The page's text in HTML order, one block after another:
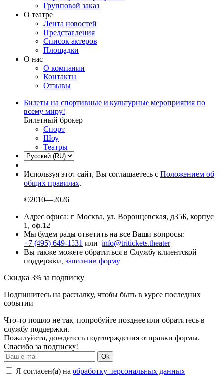
Групповой заказ
О театре
Лента новостей
Представления
Список актеров
Площадки
О нас
О компании
Контакты
Отзывы
Билеты на спортивные и культурные мероприятия по
всему миру!
Билетный брокер
Спорт
Шоу
Театры
Используя этот сайт, Вы соглашаетесь с Положением об
общих правилах.
©2010—2026
Адрес офиса: г. Москва, ул. Воронцовская, д35Б, корпус
1, оф.12
Мы будем рады ответить на все Ваши вопросы:
+7 (495) 649-1331 или info@tritickets.theater
Вы также можете обратиться в Службу клиентской
поддержки, заполнив форму
Скидка 3% за подписку
Подпишитесь на рассылку, чтобы быть в курсе последних
событий
Что-то пошло не так, попробуйте позднее или обратитесь в
службу поддержки.
Пожалуйста, дождитесь подтверждения отправки формы.
Спасибо за подписку!
Ok
Я согласен(а) на обработку персональных данных